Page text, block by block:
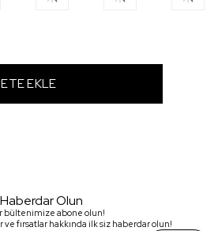
Haberdar Olun
bültenimize abone olun!
fırsatlar hakkında ilk siz haberdar olun!